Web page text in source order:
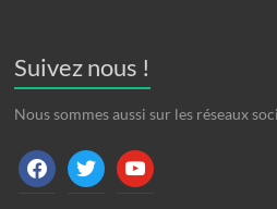
Suivez nous !
Nous sommes aussi sur les réseaux
facebooktwitter youtube